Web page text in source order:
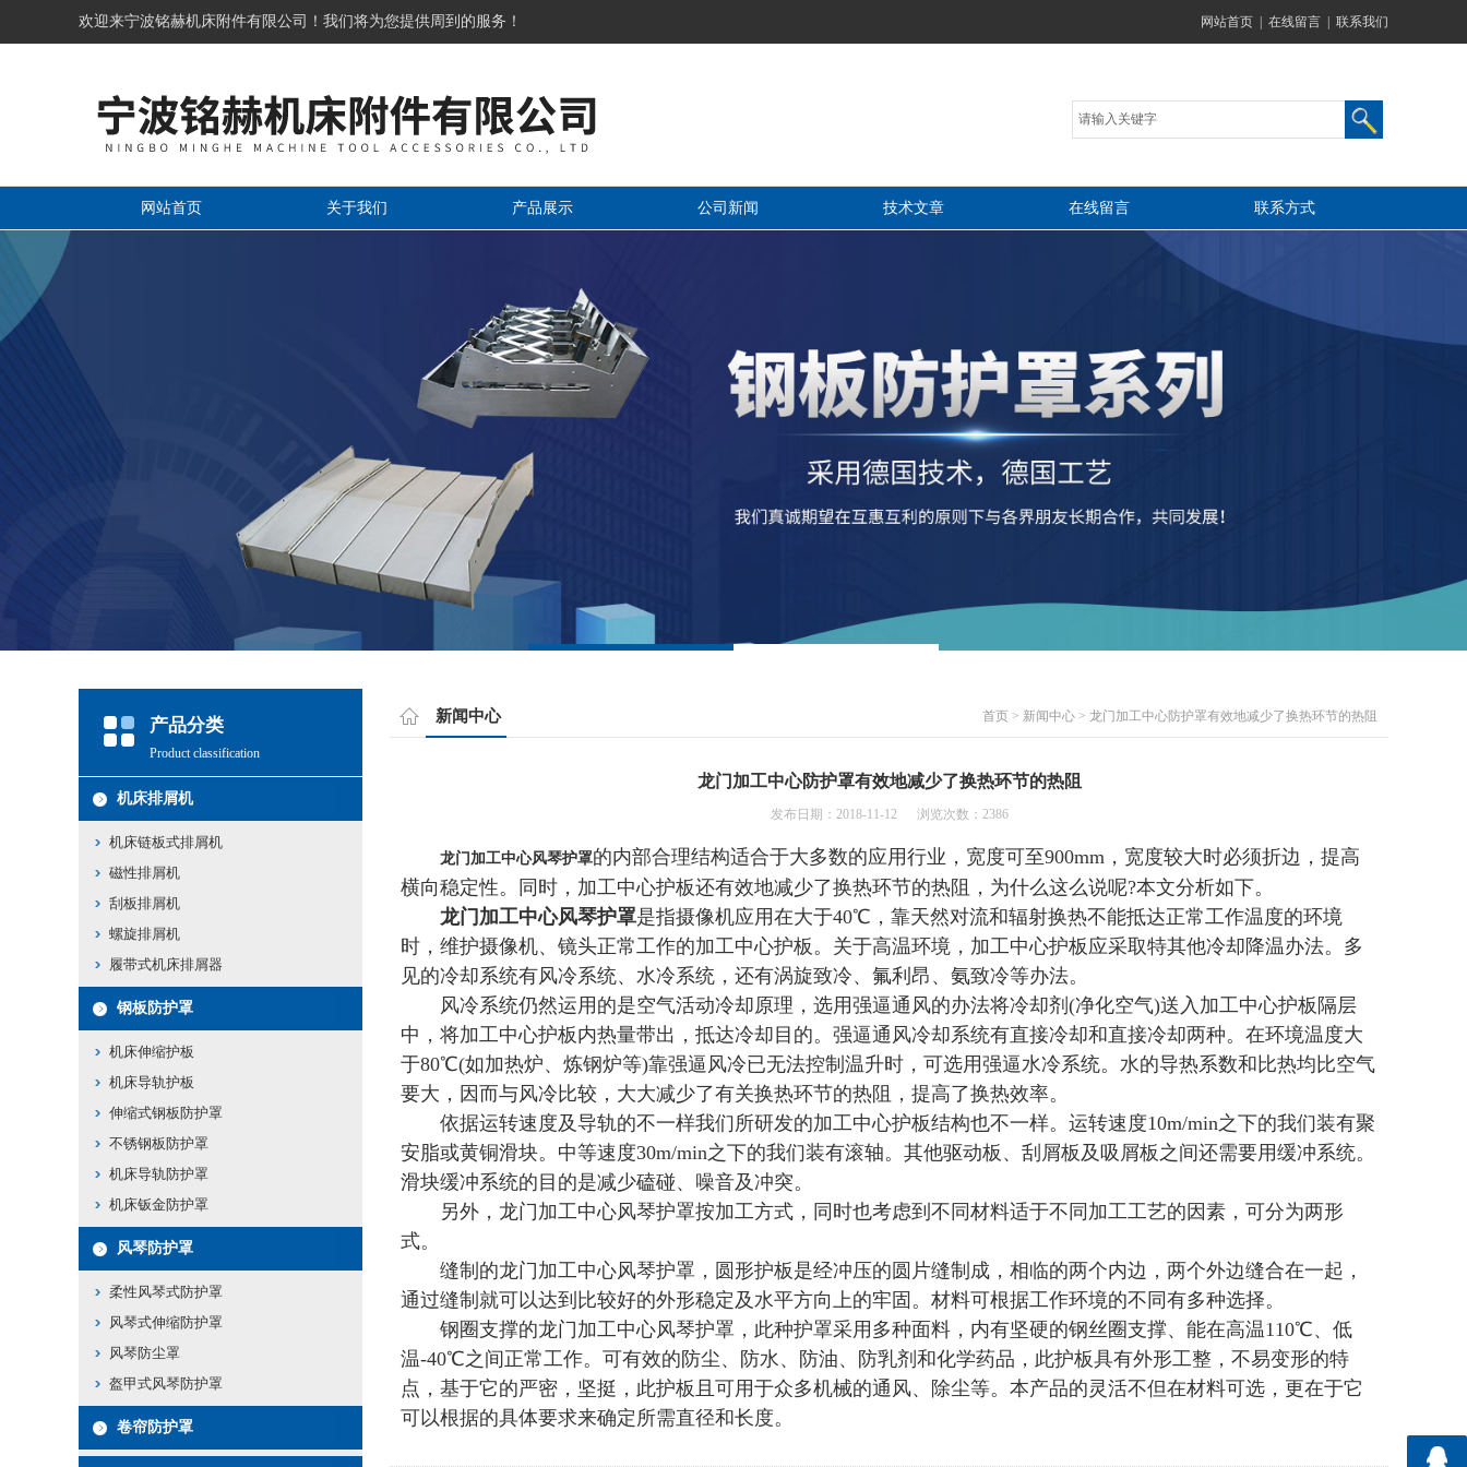
欢迎来宁波铭赫机床附件有限公司！我们将为您提供周到的服务！ 网站首页 在线留言 联系我们
网站首页 关于我们 产品展示 公司新闻 技术文章 在线留言 联系方式
产品分类
Product classification
机床排屑机
机床链板式排屑机
磁性排屑机
刮板排屑机
螺旋排屑机
履带式机床排屑器
钢板防护罩
机床伸缩护板
机床导轨护板
伸缩式钢板防护罩
不锈钢板防护罩
机床导轨防护罩
机床钣金防护罩
风琴防护罩
柔性风琴式防护罩
风琴式伸缩防护罩
风琴防尘罩
盔甲式风琴防护罩
卷帘防护罩
新闻中心 首页 > 新闻中心 > 龙门加工中心防护罩有效地减少了换热环节的热阻
龙门加工中心防护罩有效地减少了换热环节的热阻
发布日期：2018-11-12 浏览次数：2386
龙门加工中心风琴护罩的内部合理结构适合于大多数的应用行业，宽度可至900mm，宽度较大时必须折边，提高
横向稳定性。同时，加工中心护板还有效地减少了换热环节的热阻，为什么这么说呢?本文分析如下。
龙门加工中心风琴护罩是指摄像机应用在大于40℃，靠天然对流和辐射换热不能抵达正常工作温度的环境
时，维护摄像机、镜头正常工作的加工中心护板。关于高温环境，加工中心护板应采取特其他冷却降温办法。多
见的冷却系统有风冷系统、水冷系统，还有涡旋致冷、氟利昂、氨致冷等办法。
风冷系统仍然运用的是空气活动冷却原理，选用强逼通风的办法将冷却剂(净化空气)送入加工中心护板隔层
中，将加工中心护板内热量带出，抵达冷却目的。强逼通风冷却系统有直接冷却和直接冷却两种。在环境温度大
于80℃(如加热炉、炼钢炉等)靠强逼风冷已无法控制温升时，可选用强逼水冷系统。水的导热系数和比热均比空气
要大，因而与风冷比较，大大减少了有关换热环节的热阻，提高了换热效率。
依据运转速度及导轨的不一样我们所研发的加工中心护板结构也不一样。运转速度10m/min之下的我们装有聚
安脂或黄铜滑块。中等速度30m/min之下的我们装有滚轴。其他驱动板、刮屑板及吸屑板之间还需要用缓冲系统。
滑块缓冲系统的目的是减少磕碰、噪音及冲突。
另外，龙门加工中心风琴护罩按加工方式，同时也考虑到不同材料适于不同加工工艺的因素，可分为两形
式。
缝制的龙门加工中心风琴护罩，圆形护板是经冲压的圆片缝制成，相临的两个内边，两个外边缝合在一起，
通过缝制就可以达到比较好的外形稳定及水平方向上的牢固。材料可根据工作环境的不同有多种选择。
钢圈支撑的龙门加工中心风琴护罩，此种护罩采用多种面料，内有坚硬的钢丝圈支撑、能在高温110℃、低
温-40℃之间正常工作。可有效的防尘、防水、防油、防乳剂和化学药品，此护板具有外形工整，不易变形的特
点，基于它的严密，坚挺，此护板且可用于众多机械的通风、除尘等。本产品的灵活不但在材料可选，更在于它
可以根据的具体要求来确定所需直径和长度。